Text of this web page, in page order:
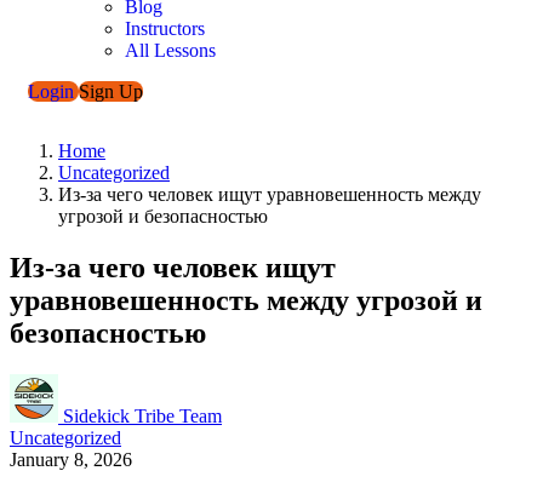
Blog
Instructors
All Lessons
LoginSign Up
Home
Uncategorized
Из-за чего человек ищут уравновешенность между
угрозой и безопасностью
Из-за чего человек ищут
уравновешенность между угрозой и
безопасностью
Sidekick Tribe Team
Uncategorized
January 8, 2026